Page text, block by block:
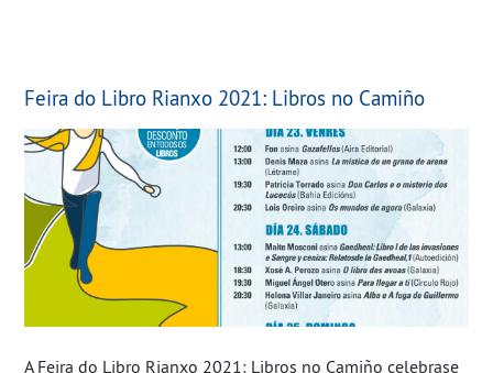
Feira do Libro Rianxo 2021: Libros no Camiño
A Feira do Libro Rianxo 2021: Libros no Camiño celebrase